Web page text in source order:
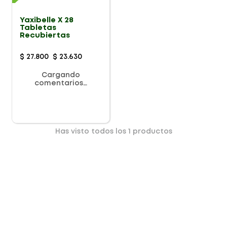
Yaxibelle X 28
Tabletas
Recubiertas
$ 27.800 $ 23.630
Cargando
comentarios…
Has visto todos los productos